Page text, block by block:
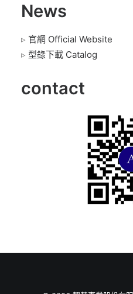
News
▹ 官網 Official Website
▹ 型錄下載 Catalog
contact